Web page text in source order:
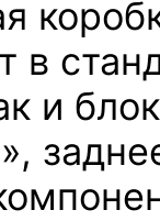
в
и